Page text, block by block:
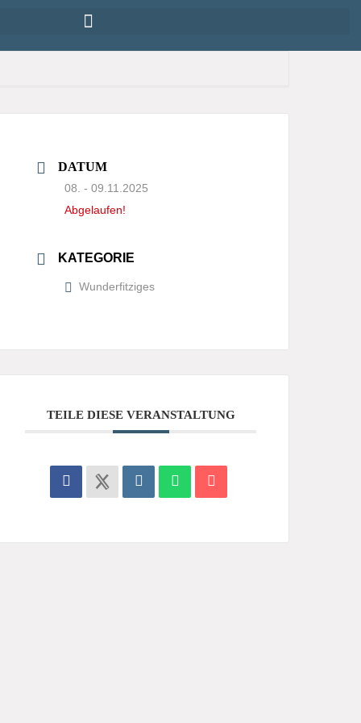
DATUM
08. - 09.11.2025
Abgelaufen!
KATEGORIE
Wunderfitziges
TEILE DIESE VERANSTALTUNG